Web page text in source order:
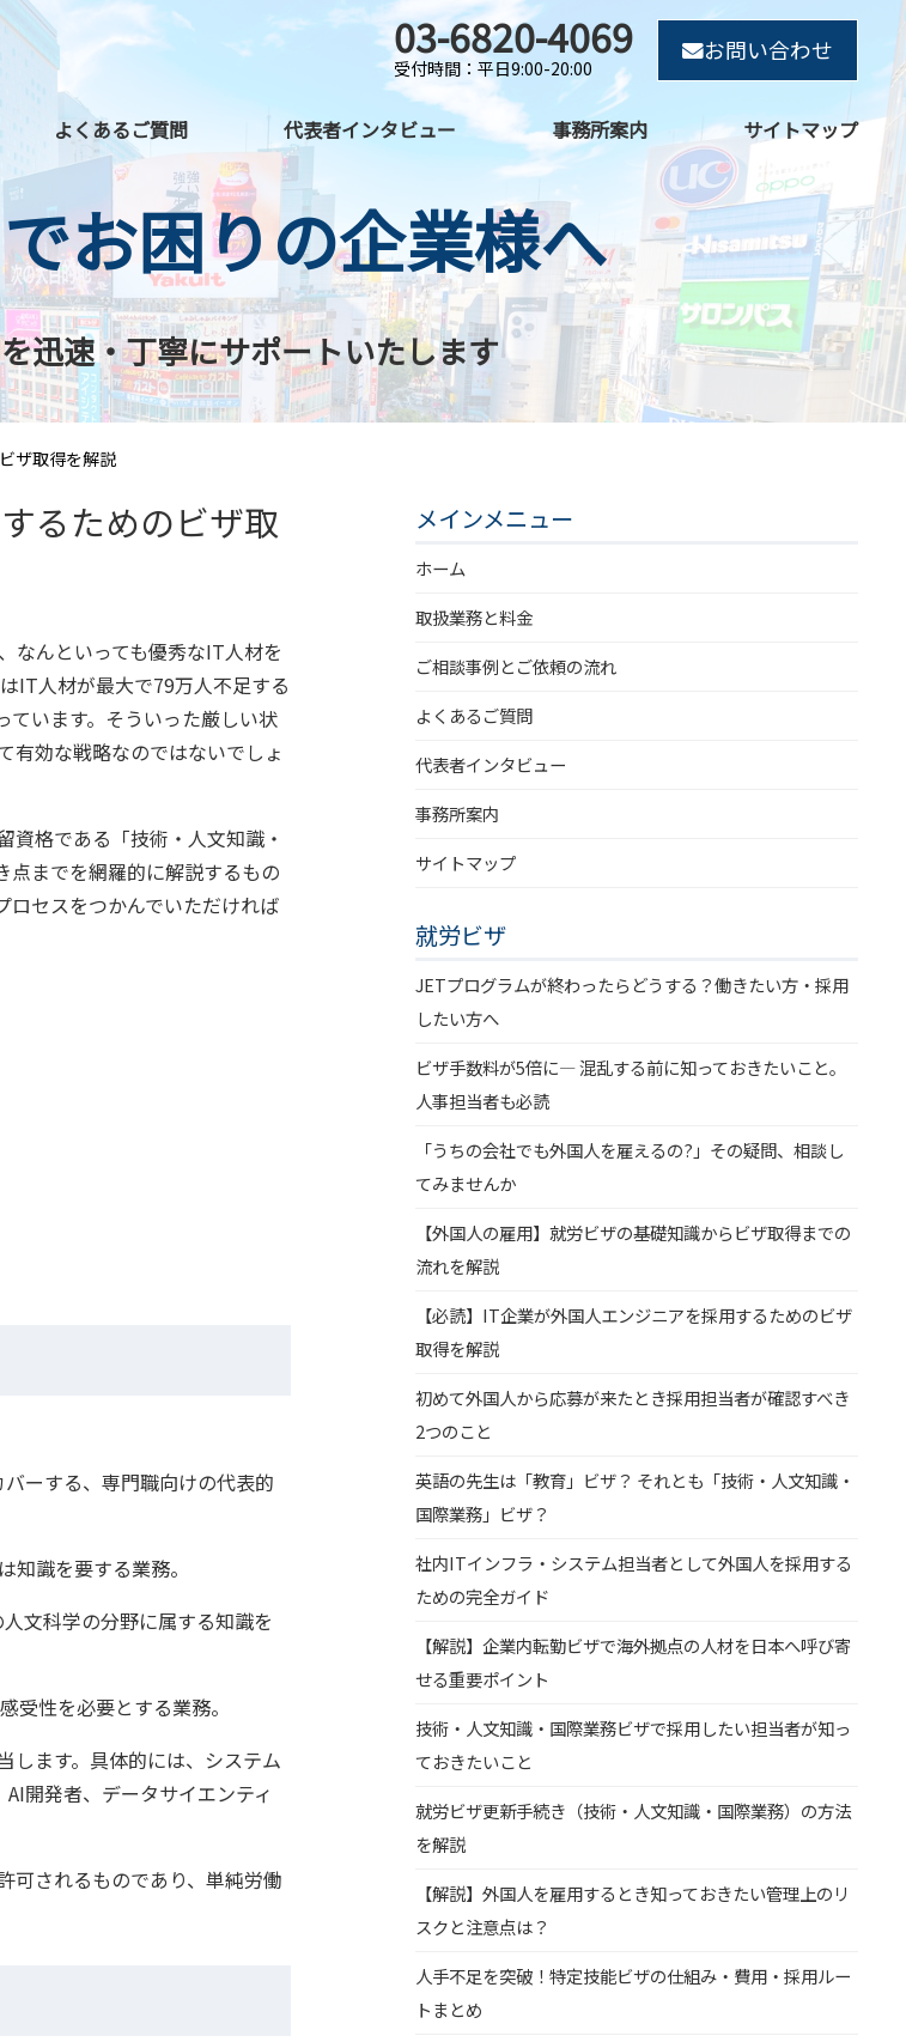
03-6820-4069
受付時間：平日9:00-20:00
お問い合わせ
よくあるご質問 代表者インタビュー 事務所案内 サイトマップ
お困りの企業様へ
を迅速・丁寧にサポートいたします
ザ取得を解説
るためのビザ取
なんといっても優秀なIT人材を
IT人材が最大で79万人不足する
ています。そういった厳しい状
有効な戦略なのではないでしょ
資格である「技術・人文知識・
点までを網羅的に解説するもの
ロセスをつかんでいただければ
ーする、専門職向けの代表的
識を要する業務。
文科学の分野に属する知識を
性を必要とする業務。
します。具体的には、システム
開発者、データサイエンティ
可されるものであり、単純労働
メインメニュー
ホーム
取扱業務と料金
ご相談事例とご依頼の流れ
よくあるご質問
代表者インタビュー
事務所案内
サイトマップ
就労ビザ
JETプログラムが終わったらどうする？働きたい方・採用
したい方へ
ビザ手数料が5倍に― 混乱する前に知っておきたいこと。
人事担当者も必読
「うちの会社でも外国人を雇えるの?」その疑問、相談し
てみませんか
【外国人の雇用】就労ビザの基礎知識からビザ取得までの
流れを解説
【必読】IT企業が外国人エンジニアを採用するためのビザ
取得を解説
初めて外国人から応募が来たとき採用担当者が確認すべき
2つのこと
英語の先生は「教育」ビザ？ それとも「技術・人文知識・
国際業務」ビザ？
社内ITインフラ・システム担当者として外国人を採用する
ための完全ガイド
【解説】企業内転勤ビザで海外拠点の人材を日本へ呼び寄
せる重要ポイント
技術・人文知識・国際業務ビザで採用したい担当者が知っ
ておきたいこと
就労ビザ更新手続き（技術・人文知識・国際業務）の方法
を解説
【解説】外国人を雇用するとき知っておきたい管理上のリ
スクと注意点は？
人手不足を突破！特定技能ビザの仕組み・費用・採用ルー
トまとめ